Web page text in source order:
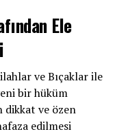
Ele
ve Bıçaklar ile
bir hüküm
dikkat ve özen
edilmesi